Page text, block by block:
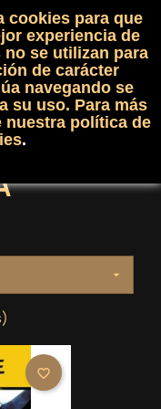
shopping_cart(0)


favorite_border
cookies para que
experiencia de
se utilizan para
de carácter
navegando se
su uso. Para más
nuestra política de
.